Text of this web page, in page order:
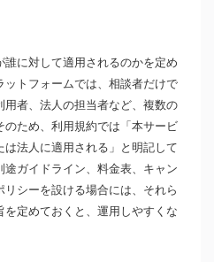
に対して適用されるのかを定め
ットフォームでは、相談者だけで
者、法人の担当者など、複数の
ため、利用規約では「本サービ
法人に適用される」と明記して
ガイドライン、料金表、キャン
シーを設ける場合には、それら
を定めておくと、運用しやすくな